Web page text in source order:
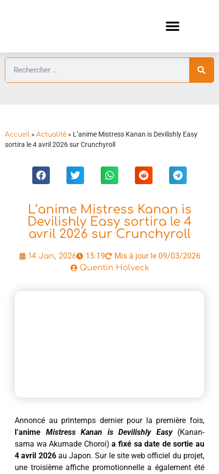
Accueil » Actualité » L’anime Mistress Kanan is Devilishly Easy
sortira le 4 avril 2026 sur Crunchyroll
L’anime Mistress Kanan is
Devilishly Easy sortira le 4
avril 2026 sur Crunchyroll
14 Jan, 2026 15:19 Mis à jour le 09/03/2026
Quentin Holveck
Annoncé au printemps dernier pour la première fois,
l’anime Mistress Kanan is Devilishly Easy(Kanan-
sama wa Akumade Choroi)a fixé sa date de sortie au
4 avril 2026au Japon. Sur le site web officiel du projet,
une troisième affiche promotionnelle a également été